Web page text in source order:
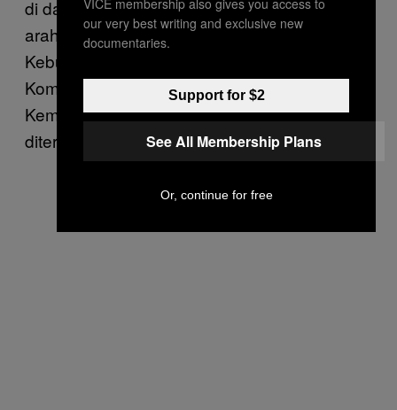
di dalam agenda reformasi sekolah sesuai
arahan Menteri Pendidikan dan
Kebudayaan,” kata Ari Santoso, Kepala Biro
Komunikasi dan Layanan Masyarakat
Kemendikbud dalam keterangan tertulis yang
diterima VICE Indonesia.
our very best writing and exclusive new
documentaries.
Support for $2
See All Membership Plans
Or, continue for free